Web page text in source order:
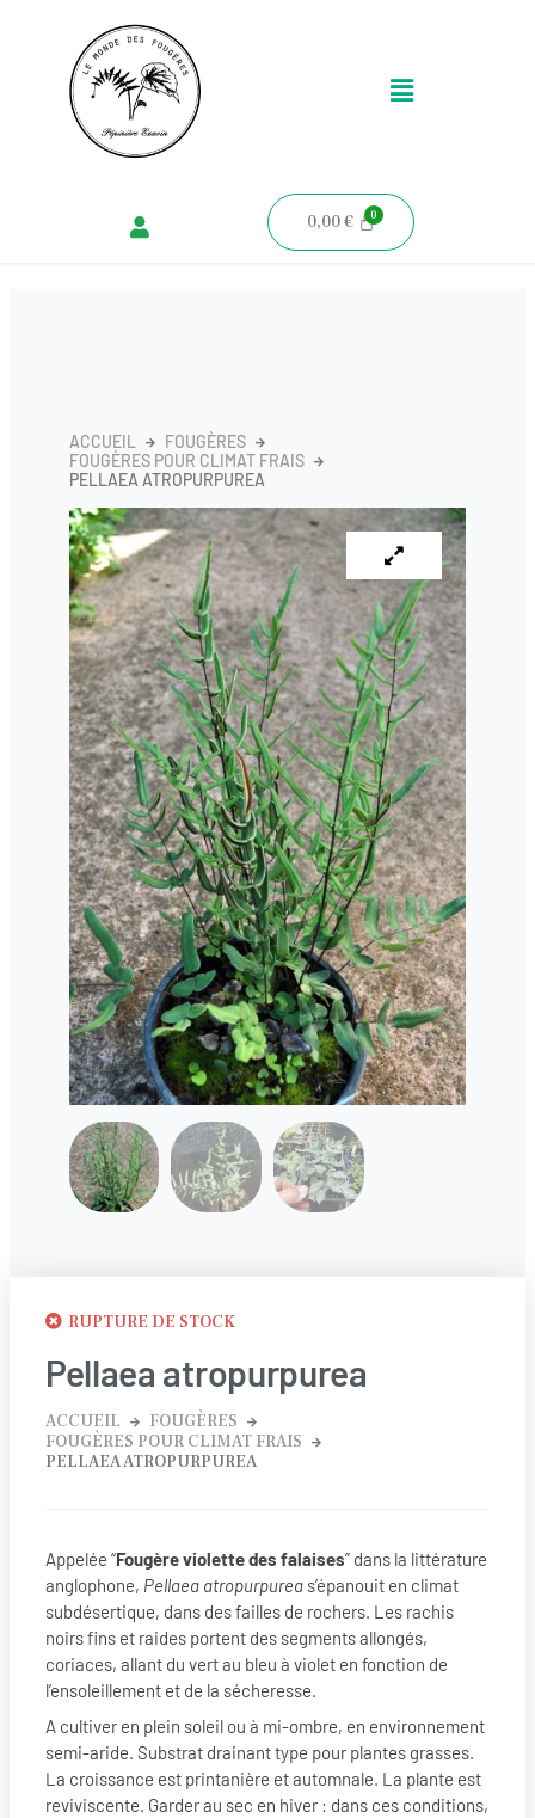
Menu
0,00€
ACCUEIL
FOUGÈRES
FOUGÈRES POUR CLIMAT FRAIS
PELLAEA ATROPURPUREA
RUPTURE DE STOCK
Pellaea atropurpurea
ACCUEIL
FOUGÈRES
FOUGÈRES POUR CLIMAT FRAIS
PELLAEA ATROPURPUREA
Appelée “Fougère violette des falaises” dans la littérature
anglophone, Pellaea atropurpureas’épanouit en climat
subdésertique, dans des failles de rochers. Les rachis
noirs fins et raides portent des segments allongés,
coriaces, allant du vert au bleu à violet en fonction de
l’ensoleillement et de la sécheresse.
A cultiver en plein soleil ou à mi-ombre, en environnement
semi-aride. Substrat drainant type pour plantes grasses.
La croissance est printanière et automnale. La plante est
reviviscente. Garder au sec en hiver : dans ces conditions,